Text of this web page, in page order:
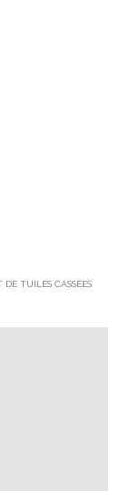
TUILES CASSÉES